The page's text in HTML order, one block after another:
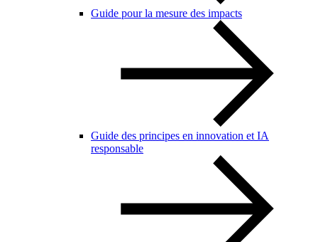
Guide pour la mesure des impacts
Guide des principes en innovation et IA
responsable